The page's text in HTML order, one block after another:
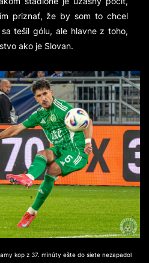
priznať, že by som to chcel
tešil gólu, ale hlavne z toho,
ako je Slovan.
kop z 37. minúty ešte do siete nezapadol